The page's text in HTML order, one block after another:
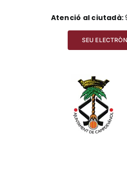
Atenció al ciutadà:
SEU